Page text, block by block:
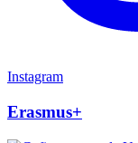
Instagram
Erasmus+